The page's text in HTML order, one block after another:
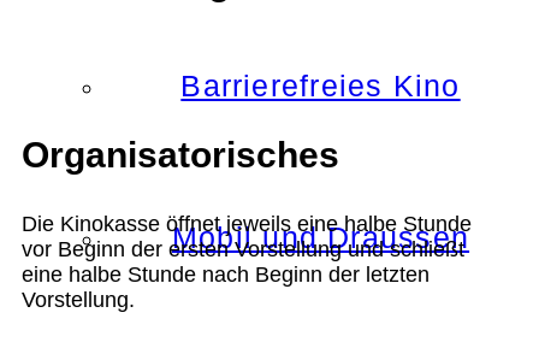
Barrierefreies Kino
Mobil und Draussen
Organisatorisches
Die Kinokasse öffnet jeweils eine halbe Stunde
vor Beginn der ersten Vorstellung und schließt
eine halbe Stunde nach Beginn der letzten
Vorstellung.